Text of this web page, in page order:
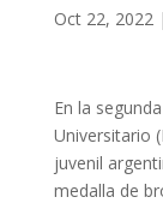
Oct 22, 2022|
En la
Universitario
juvenil
medalla de